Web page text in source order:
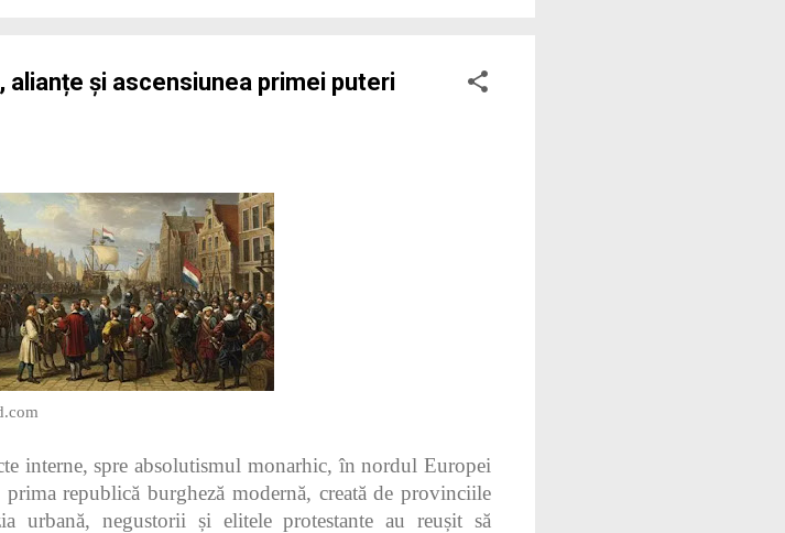
alianțe și ascensiunea primei puteri
interne, spre absolutismul monarhic, în nordul Europei
republică burgheză modernă, creată de provinciile
urbană, negustorii și elitele protestante au reușit să